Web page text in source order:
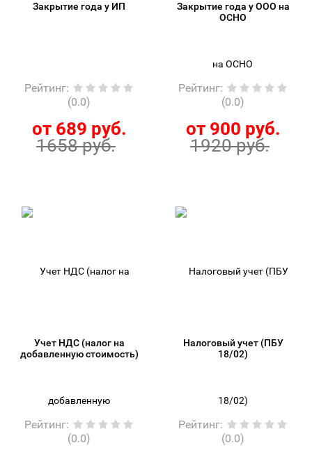
Закрытие года у ИП
Рейтинг:
(0.0)
от 689 руб.
1658 руб.
Закрытие года у ООО на
ОСНО
Рейтинг:
(0.0)
от 900 руб.
1920 руб.
Учет НДС (налог на
добавленную стоимость)
Рейтинг:
(0.0)
Налоговый учет (ПБУ
18/02)
Рейтинг:
(0.0)